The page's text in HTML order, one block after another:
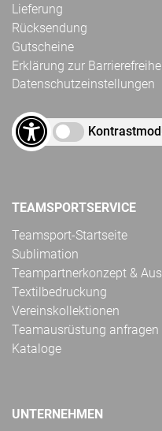
Lieferung
Rücksendung
Gutscheine
Erklärung zur
Datenschutzeinstellungen
TEAMSPORTSERVICE
Teamsport-Startseite
Sublimation
Teampartnerkonzept &
Textilbedruckung
Vereinskollektionen
Teamausrüstung anfragen
Kataloge
UNTERNEHMEN